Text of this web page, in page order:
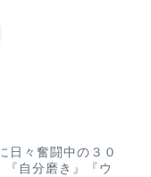
日々奮闘中の３０
自分磨き』『ウ